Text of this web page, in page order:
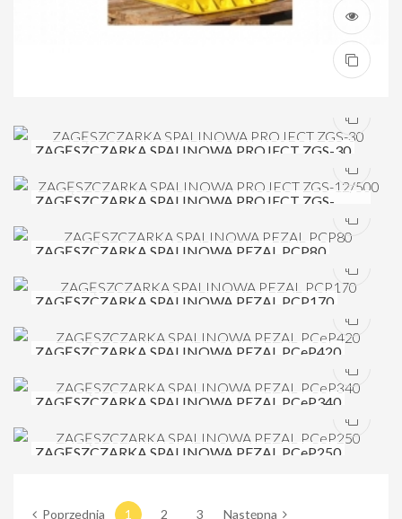
ZAGĘSZCZARKA SPALINOWA PROJECT ZGS-30
ZAGĘSZCZARKA SPALINOWA PROJECT ZGS-
ZAGĘSZCZARKA SPALINOWA PEZAL PCP80
ZAGĘSZCZARKA SPALINOWA PEZAL PCP170
ZAGĘSZCZARKA SPALINOWA PEZAL PCeP420
ZAGĘSZCZARKA SPALINOWA PEZAL PCeP340
ZAGĘSZCZARKA SPALINOWA PEZAL PCeP250
Poprzednia 1 2 3 Następna